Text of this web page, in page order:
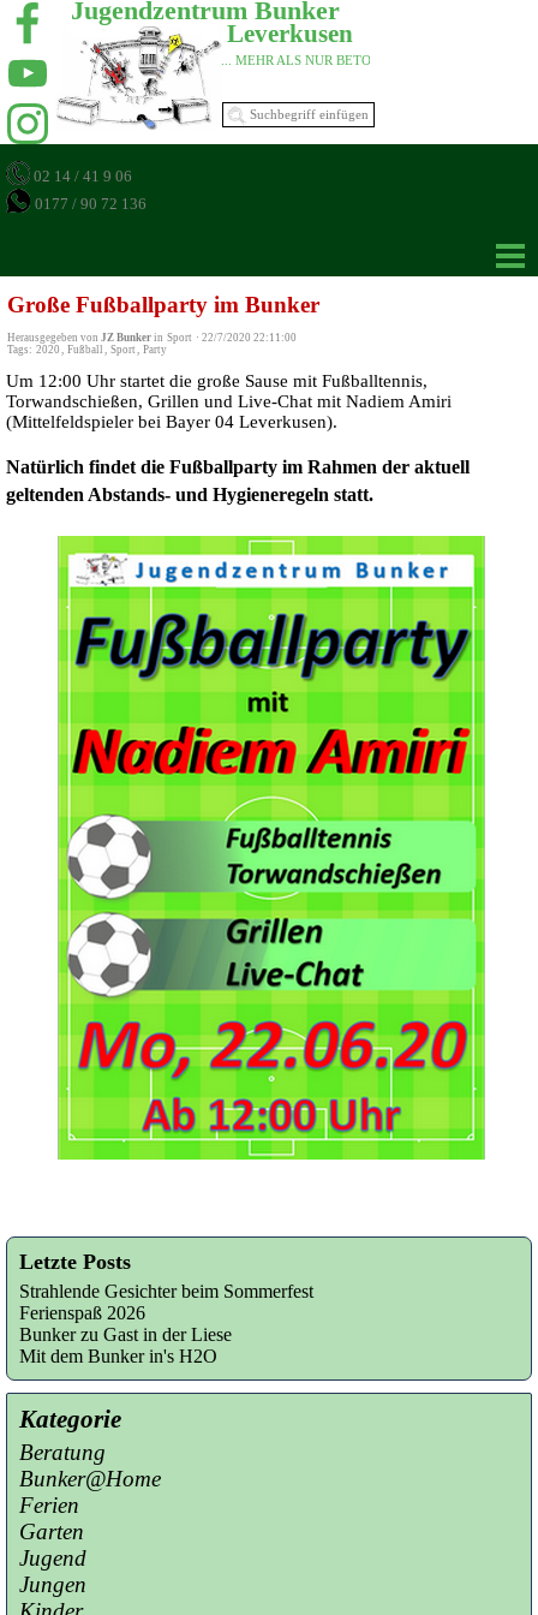
Jugendzentrum Bunker
... MEHR ALS NUR BETON
02 14 / 41 9 06
0177 / 90 72 136
Leverkusen
Große Fußballparty im Bunker
Herausgegeben von JZ Bunker in Sport · 22/7/2020 22:11:00
Tags: 2020 , Fußball , Sport , Party
Um 12:00 Uhr startet die große Sause mit Fußballtennis,
Torwandschießen, Grillen und Live-Chat mit Nadiem Amiri
(Mittelfeldspieler bei Bayer 04 Leverkusen).
Natürlich findet die Fußballparty im Rahmen der aktuell
geltenden Abstands- und Hygieneregeln statt.
Letzte Posts
Strahlende Gesichter beim Sommerfest
Ferienspaß 2026
Bunker zu Gast in der Liese
Mit dem Bunker in's H2O
Kategorie
Beratung
Bunker@Home
Ferien
Garten
Jugend
Jungen